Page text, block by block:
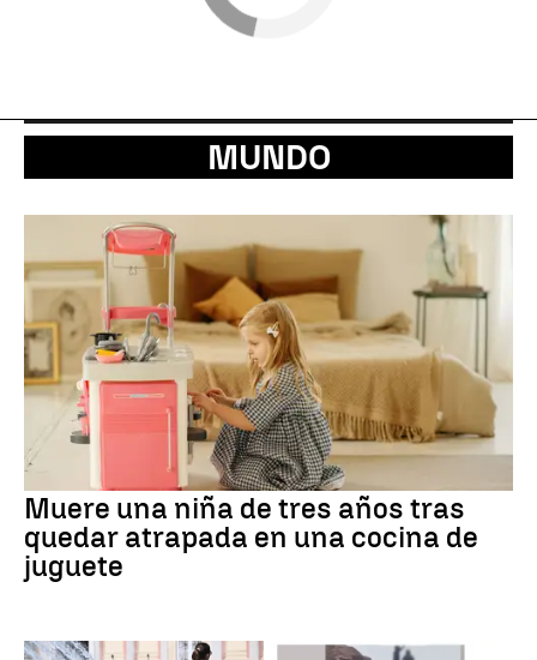
MUNDO
Muere una niña de tres años tras
quedar atrapada en una cocina de
juguete